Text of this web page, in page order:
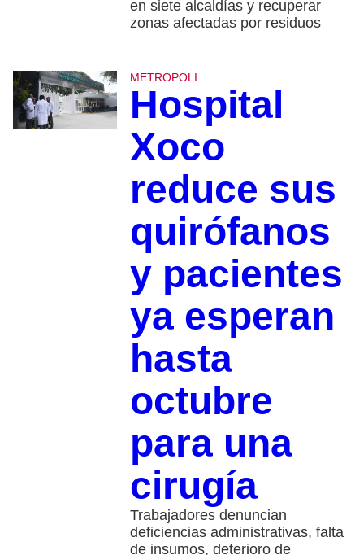
en siete alcaldías y recuperar
zonas afectadas por residuos
METROPOLI
Hospital
Xoco
reduce sus
quirófanos
y pacientes
ya esperan
hasta
octubre
para una
cirugía
Trabajadores denuncian
deficiencias administrativas, falta
de insumos, deterioro de